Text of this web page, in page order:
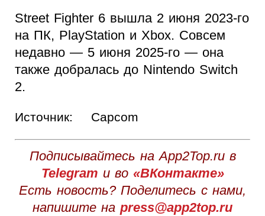
Street Fighter 6 вышла 2 июня 2023-го
на ПК, PlayStation и Xbox. Совсем
недавно — 5 июня 2025-го — она
также добралась до Nintendo Switch
2.
Источник: Capcom
Подписывайтесь на App2Top.ru в
Telegram и во «ВКонтакте»
Есть новость? Поделитесь с нами,
напишите на press@app2top.ru